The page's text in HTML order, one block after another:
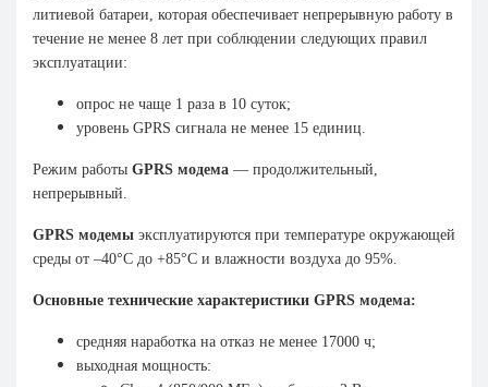
литиевой батареи, которая обеспечивает непрерывную работу в
течение не менее 8 лет при соблюдении следующих правил
эксплуатации:
опрос не чаще 1 раза в 10 суток;
уровень GPRS сигнала не менее 15 единиц.
Режим работы GPRS модема — продолжительный,
непрерывный.
GPRS модемы эксплуатируются при температуре окружающей
среды от –40°С до +85°С и влажности воздуха до 95%.
Основные технические характеристики GPRS модема:
средняя наработка на отказ не менее 17000 ч;
выходная мощность: